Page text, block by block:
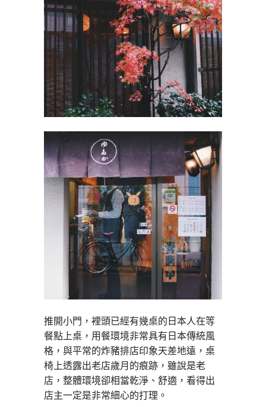
推開小門，裡頭已經有幾桌的日本人在等
餐點上桌，用餐環境非常具有日本傳統風
格，與平常的炸豬排店印象天差地遠，桌
椅上透露出老店歲月的痕跡，雖說是老
店，整體環境卻相當乾淨、舒適，看得出
店主一定是非常細心的打理。